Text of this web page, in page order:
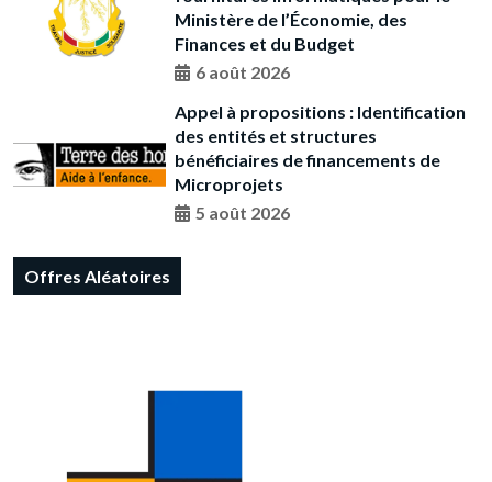
Ministère de l’Économie, des
Finances et du Budget
6 août 2026
Appel à propositions : Identification
des entités et structures
bénéficiaires de financements de
Microprojets
5 août 2026
Offres Aléatoires